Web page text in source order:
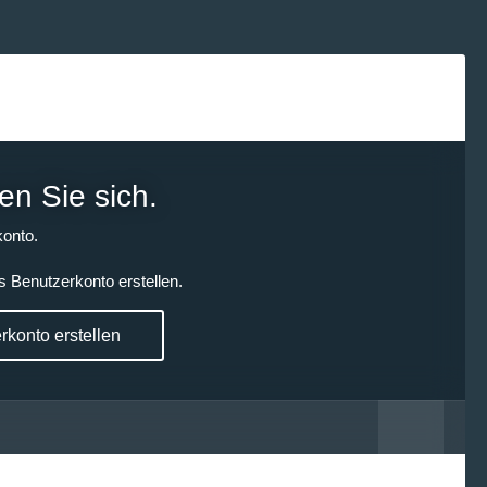
Sie sich.
Benutzerkonto erstellen.
erstellen